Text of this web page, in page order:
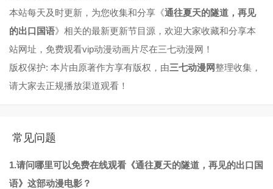
本站每天及时更新，为您收集和分享《通往夏天的隧道，再见
的出口国语》相关的最新更新节目源，欢迎大家收藏和分享本
站网址，免费观看vip动漫动画片尽在三七动漫网！
版权保护: 本片由原著作方享有版权，由三七动漫网整理收集，
请大家去正规播放渠道观看！
常见问题
1.请问哪里可以免费在线观看《通往夏天的隧道，再见的出口国
语》这部动漫电影？